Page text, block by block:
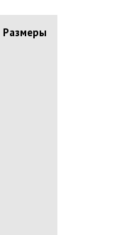
Размеры